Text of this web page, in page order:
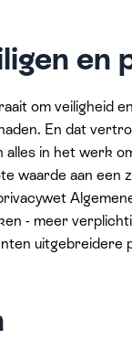
en
om veiligheid
En dat
alles in het werk
waarde aan een
- meer
uitgebreidere